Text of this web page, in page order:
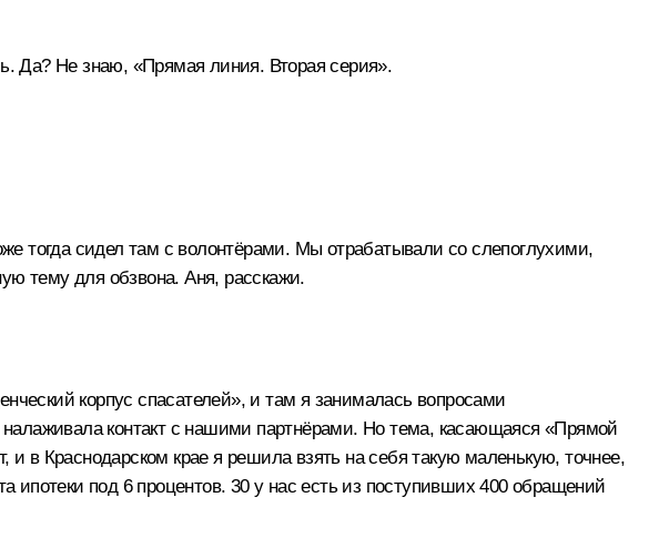
Да? Не знаю, «Прямая линия. Вторая серия».
тогда сидел там с волонтёрами. Мы отрабатывали со слепоглухими,
тему для обзвона. Аня, расскажи.
корпус спасателей», и там я занималась вопросами
контакт с нашими партнёрами. Но тема, касающаяся «Прямой
в Краснодарском крае я решила взять на себя такую маленькую, точнее,
ипотеки под 6 процентов. 30 у нас есть из поступивших 400 обращений